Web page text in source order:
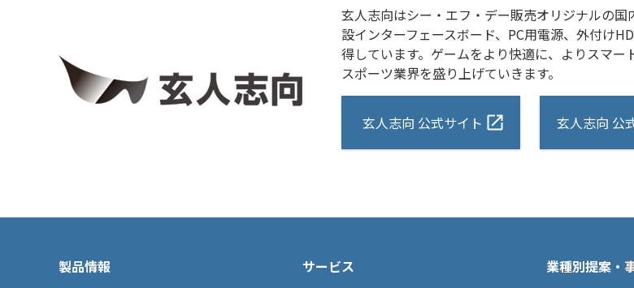
玄人志向はシー・エフ・デー販売オリジナルの
設インターフェースボード、PC用電源、外付け
得しています。ゲームをより快適に、よりスマ
スポーツ業界を盛り上げていきます。
玄人志向 公式サイト 玄人志向 公
製品情報 サービス
業種別提案・